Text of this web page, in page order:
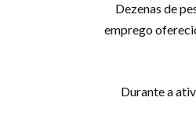
Dezenas de
emprego
Durante a